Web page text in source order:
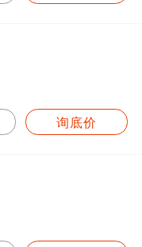
询底价